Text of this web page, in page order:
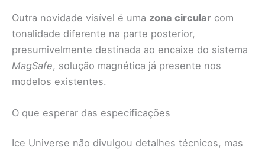
Outra novidade visível é uma zona circular com
tonalidade diferente na parte posterior,
presumivelmente destinada ao encaixe do sistema
MagSafe, solução magnética já presente nos
modelos existentes.
O que esperar das especificações
Ice Universe não divulgou detalhes técnicos, mas